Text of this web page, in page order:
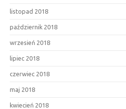
listopad 2018
październik 2018
wrzesień 2018
lipiec 2018
czerwiec 2018
maj 2018
kwiecień 2018